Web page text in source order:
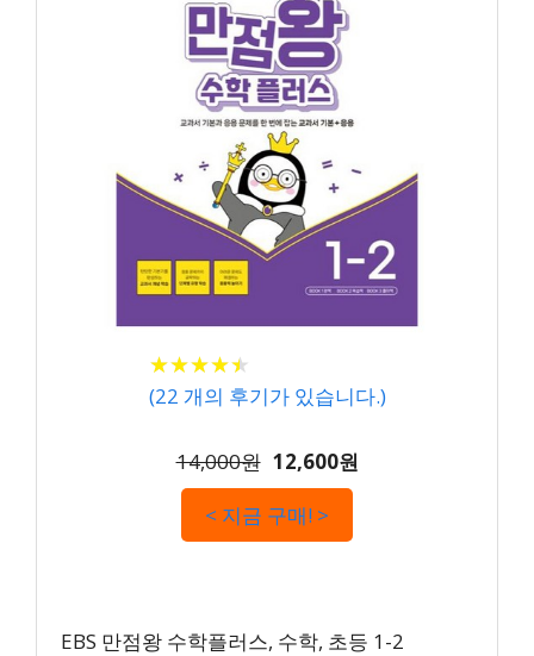
★★★★★
★★★★★
(22 개의 후기가 있습니다.)
14,000원 12,600원
< 지금 구매! >
EBS 만점왕 수학플러스, 수학, 초등 1-2